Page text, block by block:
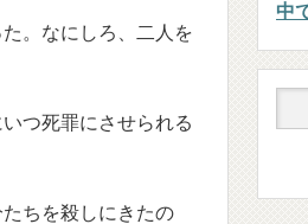
。なにしろ、二人を
つ死罪にさせられる
ちを殺しにきたの
中